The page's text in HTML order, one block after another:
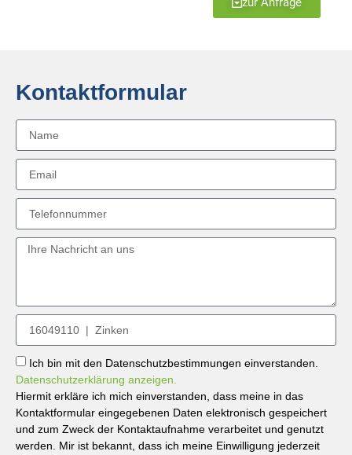
Kontaktformular
Ich bin mit den Datenschutzbestimmungen einverstanden.
Datenschutzerklärung anzeigen.
Hiermit erkläre ich mich einverstanden, dass meine in das
Kontaktformular eingegebenen Daten elektronisch gespeichert
und zum Zweck der Kontaktaufnahme verarbeitet und genutzt
werden. Mir ist bekannt, dass ich meine Einwilligung jederzeit